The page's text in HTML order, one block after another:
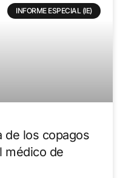
INFORME ESPECIAL (IE)
de los copagos
médico de